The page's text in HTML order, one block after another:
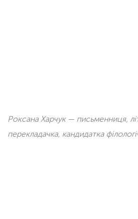
Роксана Харчук — письменниця,
перекладачка, кандидатка